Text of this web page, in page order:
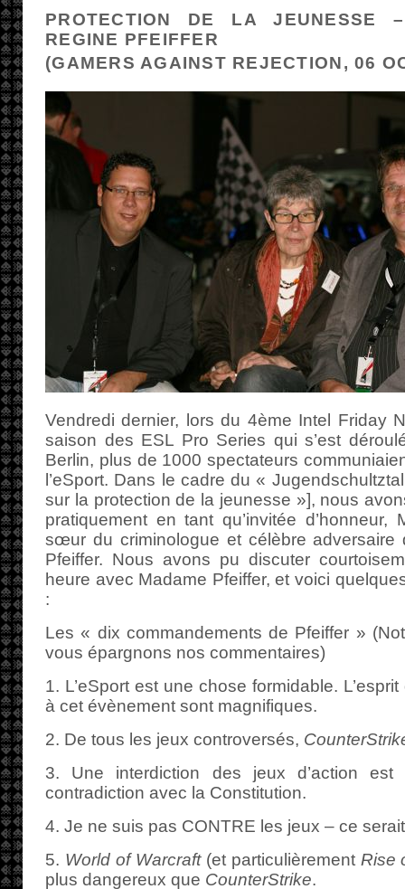
PROTECTION DE LA JEUNESSE
REGINE PFEIFFER
(GAMERS AGAINST REJECTION, 06
Vendredi dernier, lors du 4ème Intel Friday
saison des ESL Pro Series qui s’est
Berlin, plus de 1000 spectateurs
l’eSport. Dans le cadre du «
sur la protection de la jeunesse »], nous
pratiquement en tant qu’invitée d’honneur,
sœur du criminologue et célèbre adversaire
Pfeiffer. Nous avons pu discuter
heure avec Madame Pfeiffer, et voici
:
Les « dix commandements de Pfeiffer »
vous épargnons nos commentaires)
1. L’eSport est une chose formidable. L’esprit
à cet évènement sont magnifiques.
2. De tous les jeux controversés,
3. Une interdiction des jeux d’action
contradiction avec la Constitution.
4. Je ne suis pas CONTRE les jeux – ce
5. World of Warcraft(et particulièrement Rise
plus dangereux que CounterStrike.